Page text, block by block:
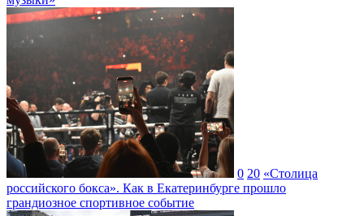
0 20 «Столица
российского бокса». Как в Екатеринбурге прошло
грандиозное спортивное событие